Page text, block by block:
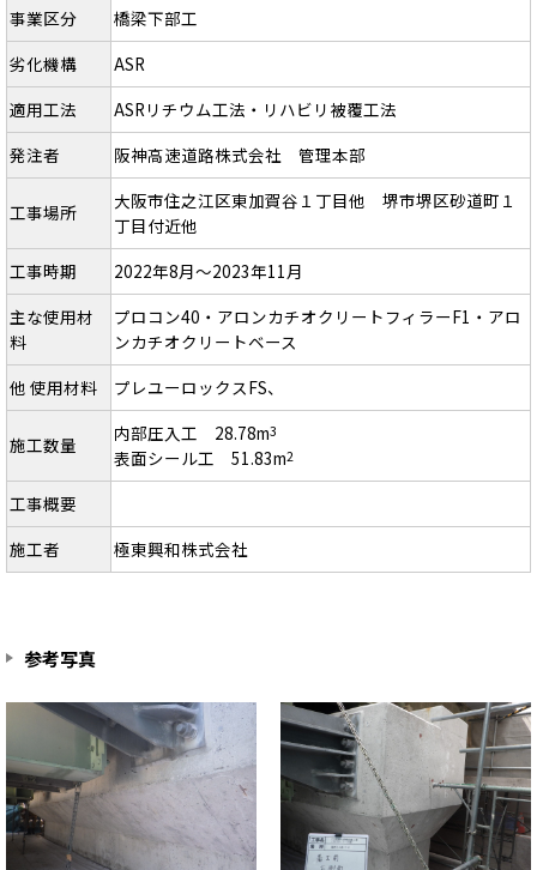
事業区分
橋梁下部工
劣化機構
ASR
適用工法
ASRリチウム工法・リハビリ被覆工法
発注者
阪神高速道路株式会社 管理本部
工事場所
大阪市住之江区東加賀谷１丁目他 堺市堺区砂道町１
丁目付近他
工事時期
2022年8月～2023年11月
主な使用材
料
プロコン40・アロンカチオクリートフィラーF1・アロ
ンカチオクリートベース
他 使用材料
プレユーロックスFS、
施工数量 内部圧入工 28.78m3
表面シール工 51.83m2
工事概要
施工者
極東興和株式会社
参考写真